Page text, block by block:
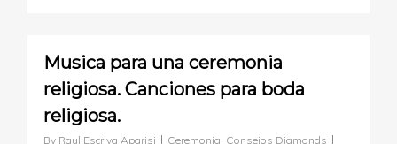
Musica para una ceremonia
religiosa. Canciones para boda
religiosa.
By Raul Escriva Aparisi Ceremonia, Consejos Diamonds